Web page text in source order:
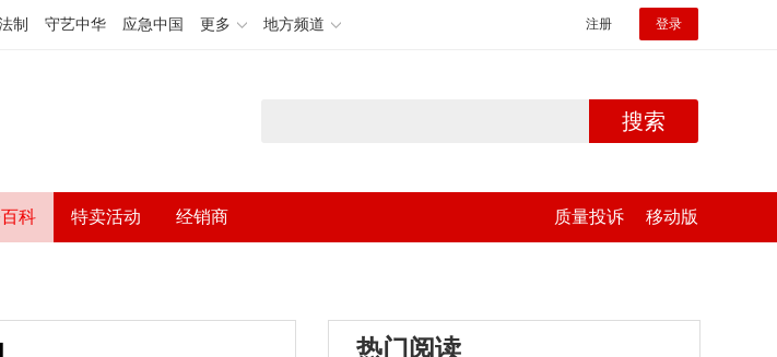
制 守艺中华 应急中国 更多 地方频道 注册 登录
搜索
科 特卖活动 经销商 质量投诉 移动版
热门阅读